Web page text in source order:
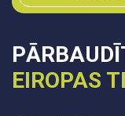
EIROPAS